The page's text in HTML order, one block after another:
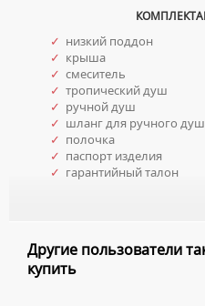
✓ низкий поддон
✓ крыша
✓ смеситель
✓ тропический душ
✓ ручной душ
✓ шланг для ручного
✓ полочка
✓ паспорт изделия
✓ гарантийный талон
Другие пользователи
купить